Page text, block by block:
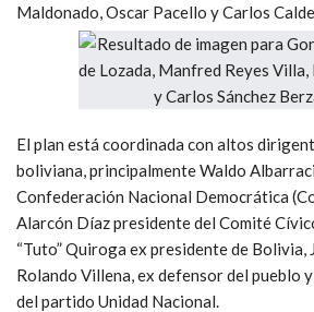
Maldonado, Oscar Pacello y Carlos
El plan está coordinada con altos
boliviana, principalmente Waldo
Confederación Nacional Democrática
Alarcón Díaz presidente del Comité
“Tuto” Quiroga ex presidente de Bolivia,
Rolando Villena, ex defensor del pueblo
del partido Unidad Nacional.